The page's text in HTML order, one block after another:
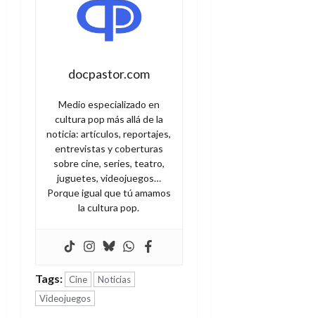
docpastor.com
Medio especializado en
cultura pop más allá de la
noticia: artículos, reportajes,
entrevistas y coberturas
sobre cine, series, teatro,
juguetes, videojuegos…
Porque igual que tú amamos
la cultura pop.
Tags: Cine
Noticias
Videojuegos